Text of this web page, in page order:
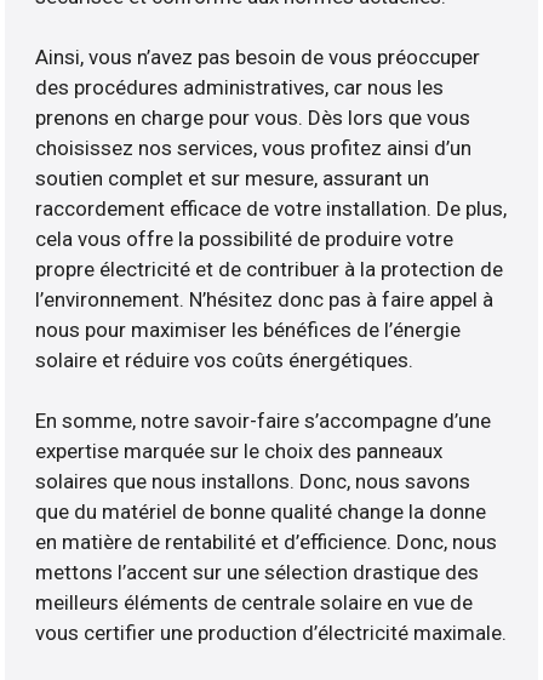
Ainsi, vous n’avez pas besoin de vous préoccuper
des procédures administratives, car nous les
prenons en charge pour vous. Dès lors que vous
choisissez nos services, vous profitez ainsi d’un
soutien complet et sur mesure, assurant un
raccordement efficace de votre installation. De plus,
cela vous offre la possibilité de produire votre
propre électricité et de contribuer à la protection de
l’environnement. N’hésitez donc pas à faire appel à
nous pour maximiser les bénéfices de l’énergie
solaire et réduire vos coûts énergétiques.
En somme, notre savoir-faire s’accompagne d’une
expertise marquée sur le choix des panneaux
solaires que nous installons. Donc, nous savons
que du matériel de bonne qualité change la donne
en matière de rentabilité et d’efficience. Donc, nous
mettons l’accent sur une sélection drastique des
meilleurs éléments de centrale solaire en vue de
vous certifier une production d’électricité maximale.